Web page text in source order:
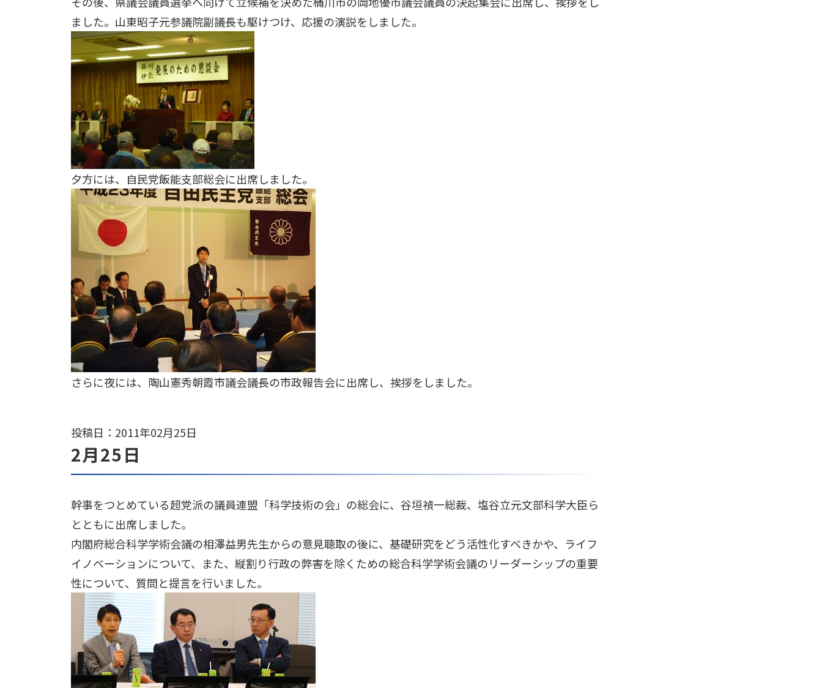
ました。山東昭子元参議院副議長も駆けつけ、応援の演説をしました。
夕方には、自民党飯能支部総会に出席しました。
さらに夜には、陶山憲秀朝霞市議会議長の市政報告会に出席し、挨拶をしました。
投稿日：2011年02月25日
2月25日
幹事をつとめている超党派の議員連盟「科学技術の会」の総会に、谷垣禎一総裁、塩谷立元文部科学大臣ら
とともに出席しました。
内閣府総合科学学術会議の相澤益男先生からの意見聴取の後に、基礎研究をどう活性化すべきかや、ライフ
イノベーションについて、また、縦割り行政の弊害を除くための総合科学学術会議のリーダーシップの重要
性について、質問と提言を行いました。